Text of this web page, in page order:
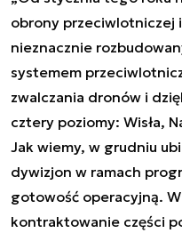
obrony przeciwlotniczej
nieznacznie
systemem
zwalczania dronów i
cztery poziomy: Wisła,
Jak wiemy, w grudniu
dywizjon w ramach
gotowość operacyjną.
kontraktowanie części